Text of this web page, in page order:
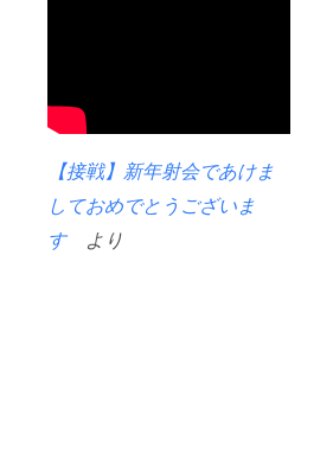
【接戦】新年射会であけま
しておめでとうございま
すより